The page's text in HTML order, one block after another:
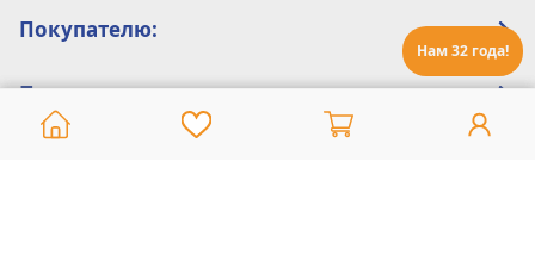
Нам 32 года!
Покупателю:
Помощь: